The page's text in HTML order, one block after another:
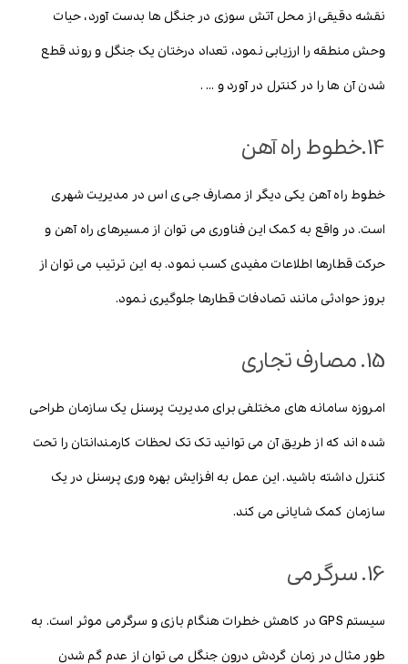
نقشه دقیقی از محل آتش سوزی در جنگل ها بدست آورد، حیات
وحش منطقه را ارزیابی نمود، تعداد درختان یک جنگل و روند قطع
شدن آن ها را در کنترل در آورد و … .
14.خطوط راه آهن
خطوط راه آهن یکی دیگر از مصارف جی ی اس در مدیریت شهری
است. در واقع به کمک این فناوری می توان از مسیرهای راه آهن و
حرکت قطارها اطلاعات مفیدی کسب نمود. به این ترتیب می توان از
بروز حوادثی مانند تصادفات قطارها جلوگیری نمود.
15. مصارف تجاری
امروزه سامانه های مختلفی برای مدیریت پرسنل یک سازمان طراحی
شده اند که از طریق آن می توانید تک تک لحظات کارمندانتان را تحت
کنترل داشته باشید. این عمل به افزایش بهره وری پرسنل در یک
سازمان کمک شایانی می کند.
16. سرگرمی
سیستم GPS در کاهش خطرات هنگام بازی و سرگرمی موثر است. به
طور مثال در زمان گردش درون جنگل می توان از عدم گم شدن